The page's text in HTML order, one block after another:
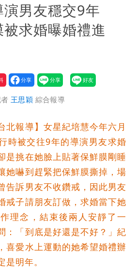
代」 捐500萬獎學金延續愛
滿2週！Uber Eats曝外送
享耆壽90歲 畢生推動閱讀
演男友穩交9年
求婚曝婚禮進
者王思穎 綜合報導
北報導】女星紀培慧今年六月
時被交往9年的導演男友求婚
是挑在她臉上貼著保鮮膜剛睡
她嚇到趕緊把保鮮膜撕掉，場
告訴男友不收鑽戒，因此男友
戒子請朋友訂做，求婚當下她
理念，結束後兩人安靜了一
：「到底是好還是不好？」紀
喜愛水上運動的她希望婚禮辦
明年。